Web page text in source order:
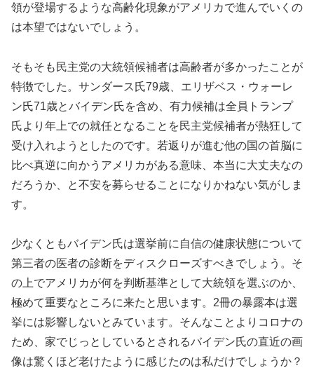
領が登場するような高齢化現象がアメリカで進んでいくの
は本望ではないでしょう。
そもそも民主党の大統領候補者は高齢者が多かったことが
特徴でした。サンダース氏79歳、エリザベス・ウォーレ
ン氏71歳とバイデン氏を含め、有力候補は全員トランプ
氏より年上での就任となることを民主党候補者が熱狂して
受け入れようとしたのです。若返りが進む他の国の首脳に
比べ真逆に向かうアメリカがある意味、本当に大丈夫なの
だろうか、と不安を募らせることになりかねない気がしま
す。
少なくともバイデン氏は選挙前に自信の健康状態について
第三者の医者の診断をディスクローズすべきでしょう。そ
の上でアメリカが何を判断基準として大統領を選ぶのか、
極めて重要なところに来たと思います。2冊の暴露本は選
挙には影響しないとみています。そんなことよりコロナの
ため、家でじっとしているとされるバイデン氏の直近の画
像は驚くほど老けたように感じたのは私だけでしょうか？